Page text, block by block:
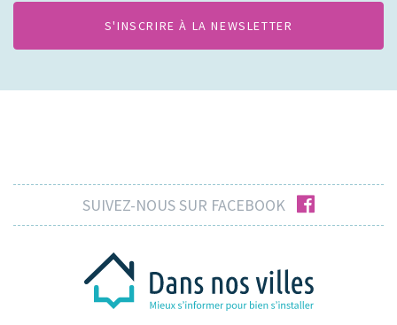
SUIVEZ-NOUS SUR FACEBOOK facebook